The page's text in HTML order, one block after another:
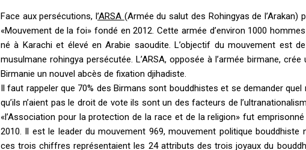
Face aux persécutions, l’ARSA (Armée du salut des Rohingyas de l’Arakan)
«Mouvement de la foi» fondé en 2012. Cette armée d’environ 1000
né à Karachi et élevé en Arabie saoudite. L’objectif du mouvement est
musulmane rohingya persécutée. L’ARSA, opposée à l’armée birmane,
Birmanie un nouvel abcès de fixation djihadiste.
Il faut rappeler que 70% des Birmans sont bouddhistes et se demander
qu’ils n’aient pas le droit de vote ils sont un des facteurs de
«l’Association pour la protection de la race et de la religion» fut
2010. Il est le leader du mouvement 969, mouvement politique bouddhiste
ces trois chiffres représentaient les 24 attributs des trois joyaux du